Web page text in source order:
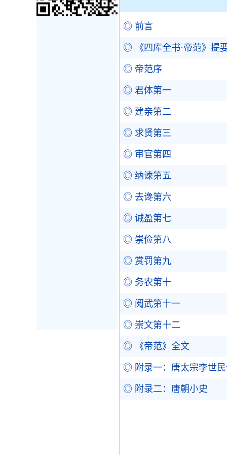
◎ 前言
◎ 《四库全书·帝范》提
◎ 帝范序
◎ 君体第一
◎ 建亲第二
◎ 求贤第三
◎ 审官第四
◎ 纳谏第五
◎ 去谗第六
◎ 诫盈第七
◎ 崇俭第八
◎ 赏罚第九
◎ 务农第十
◎ 阅武第十一
◎ 崇文第十二
◎ 《帝范》全文
◎ 附录一：唐太宗李世
◎ 附录二：唐朝小史